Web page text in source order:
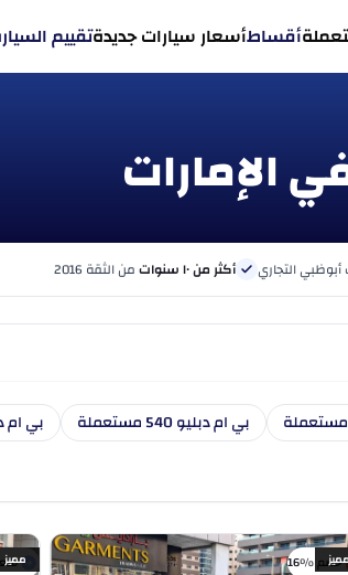
أقساطأسعار سيارات جديدةتقييم
التجاري أكثر من ١٠ سنوات من الثقة 2016
بي ام دبليو 540 مستعملة
بي ام دبليو
خصم %16 مميز